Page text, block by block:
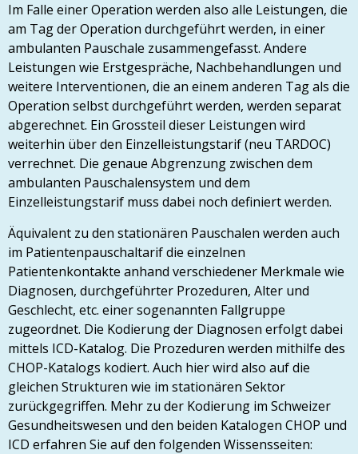
Im Falle einer Operation werden also alle Leistungen, die
am Tag der Operation durchgeführt werden, in einer
ambulanten Pauschale zusammengefasst. Andere
Leistungen wie Erstgespräche, Nachbehandlungen und
weitere Interventionen, die an einem anderen Tag als die
Operation selbst durchgeführt werden, werden separat
abgerechnet. Ein Grossteil dieser Leistungen wird
weiterhin über den Einzelleistungstarif (neu TARDOC)
verrechnet. Die genaue Abgrenzung zwischen dem
ambulanten Pauschalensystem und dem
Einzelleistungstarif muss dabei noch definiert werden.
Äquivalent zu den stationären Pauschalen werden auch
im Patientenpauschaltarif die einzelnen
Patientenkontakte anhand verschiedener Merkmale wie
Diagnosen, durchgeführter Prozeduren, Alter und
Geschlecht, etc. einer sogenannten Fallgruppe
zugeordnet. Die Kodierung der Diagnosen erfolgt dabei
mittels ICD-Katalog. Die Prozeduren werden mithilfe des
CHOP-Katalogs kodiert. Auch hier wird also auf die
gleichen Strukturen wie im stationären Sektor
zurückgegriffen. Mehr zu der Kodierung im Schweizer
Gesundheitswesen und den beiden Katalogen CHOP und
ICD erfahren Sie auf den folgenden Wissensseiten: